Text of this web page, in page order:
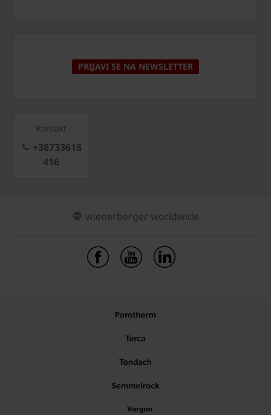
PRIJAVI SE NA NEWSLETTER
Kontakt
+38733618
416
wienerberger worldwide